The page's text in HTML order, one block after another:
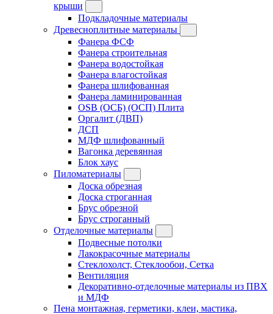
крыши
Подкладочные материалы
Древесноплитные материалы
Фанера ФСФ
Фанера строительная
Фанера водостойкая
Фанера влагостойкая
Фанера шлифованная
Фанера ламинированная
OSB (ОСБ) (ОСП) Плита
Оргалит (ДВП)
ДСП
МДФ шлифованный
Вагонка деревянная
Блок хаус
Пиломатериалы
Доска обрезная
Доска строганная
Брус обрезной
Брус строганный
Отделочные материалы
Подвесные потолки
Лакокрасочные материалы
Стеклохолст, Стеклообои, Сетка
Вентиляция
Декоративно-отделочные материалы из ПВХ
и МДФ
Пена монтажная, герметики, клеи, мастика,